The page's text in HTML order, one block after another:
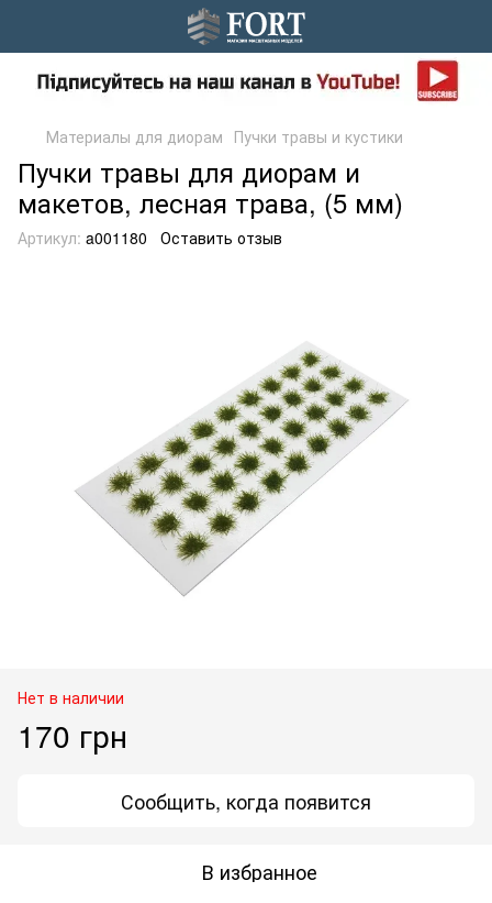
Материалы для диорам Пучки травы и кустики
Пучки травы для диорам и
макетов, лесная трава, (5 мм)
Артикул: a001180 Оставить отзыв
Нет в наличии
170 грн
Сообщить, когда появится
В избранное